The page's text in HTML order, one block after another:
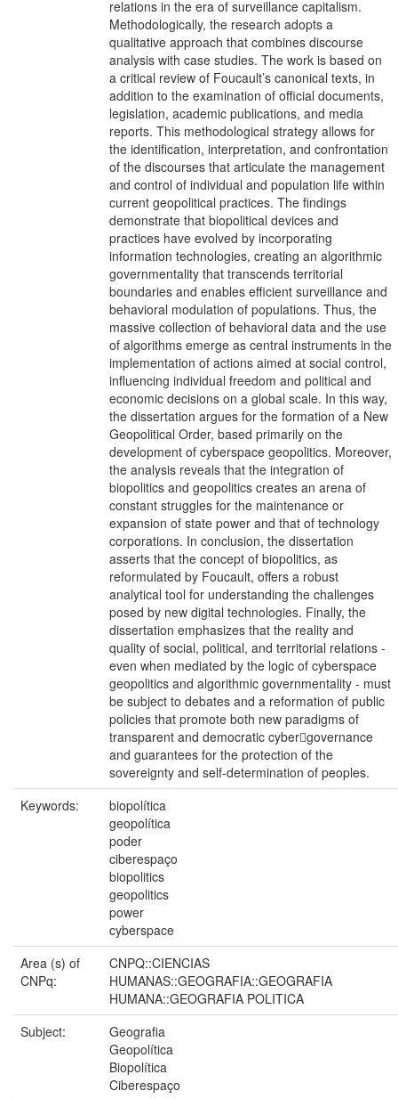
relations in the era of surveillance capitalism.
Methodologically, the research adopts a
qualitative approach that combines discourse
analysis with case studies. The work is based on
a critical review of Foucault’s canonical texts, in
addition to the examination of official documents,
legislation, academic publications, and media
reports. This methodological strategy allows for
the identification, interpretation, and confrontation
of the discourses that articulate the management
and control of individual and population life within
current geopolitical practices. The findings
demonstrate that biopolitical devices and
practices have evolved by incorporating
information technologies, creating an algorithmic
governmentality that transcends territorial
boundaries and enables efficient surveillance and
behavioral modulation of populations. Thus, the
massive collection of behavioral data and the use
of algorithms emerge as central instruments in the
implementation of actions aimed at social control,
influencing individual freedom and political and
economic decisions on a global scale. In this way,
the dissertation argues for the formation of a New
Geopolitical Order, based primarily on the
development of cyberspace geopolitics. Moreover,
the analysis reveals that the integration of
biopolitics and geopolitics creates an arena of
constant struggles for the maintenance or
expansion of state power and that of technology
corporations. In conclusion, the dissertation
asserts that the concept of biopolitics, as
reformulated by Foucault, offers a robust
analytical tool for understanding the challenges
posed by new digital technologies. Finally, the
dissertation emphasizes that the reality and
quality of social, political, and territorial relations -
even when mediated by the logic of cyberspace
geopolitics and algorithmic governmentality - must
be subject to debates and a reformation of public
policies that promote both new paradigms of
transparent and democratic cyber￾governance
and guarantees for the protection of the
sovereignty and self-determination of peoples.
Keywords:
biopolítica
geopolítica
poder
ciberespaço
biopolitics
geopolitics
power
cyberspace
Area (s) of
CNPq:
CNPQ::CIENCIAS
HUMANAS::GEOGRAFIA::GEOGRAFIA
HUMANA::GEOGRAFIA POLITICA
Subject:
Geografia
Geopolítica
Biopolítica
Ciberespaço